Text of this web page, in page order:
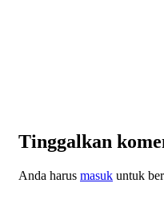
Tinggalkan
Anda harus masuk untuk